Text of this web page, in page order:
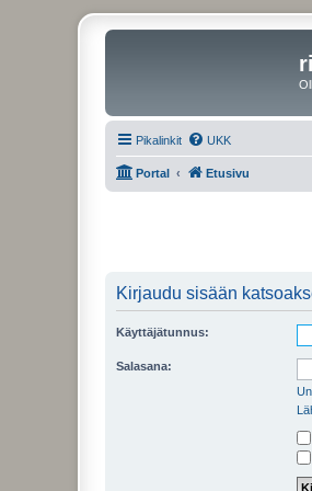
Pikalinkit UKK
Portal Etusivu
Kirjaudu sisään
Käyttäjätunnus:
Salasana: